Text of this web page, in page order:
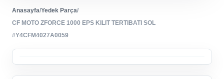
Anasayfa/Yedek Parça/
CF MOTO ZFORCE 1000 EPS KILIT TERTIBATI SOL
#Y4CFM4027A0059